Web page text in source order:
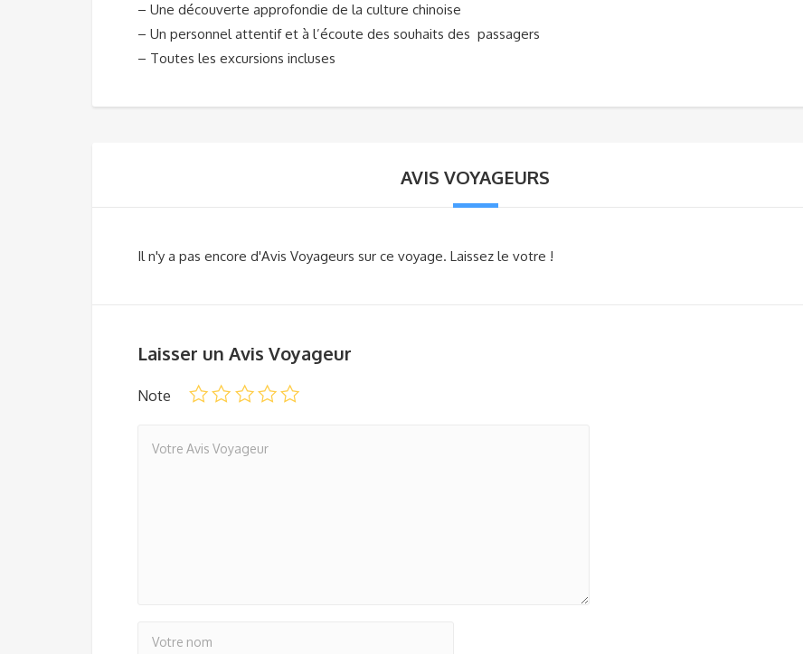
– Une découverte approfondie de la culture chinoise
– Un personnel attentif et à l’écoute des souhaits des passagers
– Toutes les excursions incluses
AVIS VOYAGEURS
Il n'y a pas encore d'Avis Voyageurs sur ce voyage. Laissez le votre !
Laisser un Avis Voyageur
Note